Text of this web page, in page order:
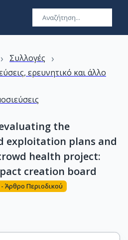
› Συλλογές ›
ερευνητικό και άλλο
the
exploitation plans and
health project:
creation board
Άρθρο Περιοδικού